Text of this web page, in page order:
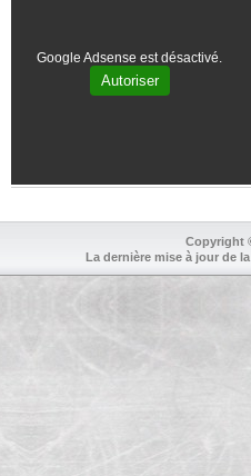
Google Adsense est désactivé.
Autoriser
Copyright
La dernière mise à jour de